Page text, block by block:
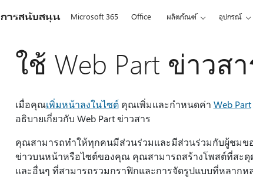
การสนับสนุน Microsoft 365 Office ผลิตภัณฑ์ อุปกรณ์
ใช้ Web Part ข่าวส
เมื่อคุณเพิ่มหน้าลงในไซต์คุณเพิ่มและกำหนดค่า Web Part
อธิบายเกี่ยวกับ Web Part ข่าวสาร
คุณสามารถทําให้ทุกคนมีส่วนร่วมและมีส่วนร่วมกับผู้ชมข
ข่าวบนหน้าหรือไซต์ของคุณ คุณสามารถสร้างโพสต์ที่สะดุด
และอื่นๆ ที่สามารถรวมกราฟิกและการจัดรูปแบบที่หลากห